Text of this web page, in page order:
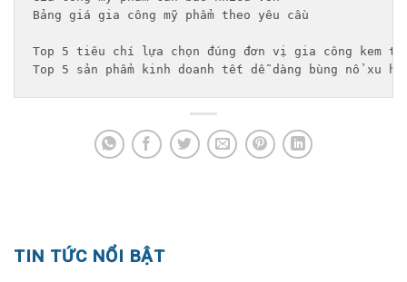
Bảng giá gia công mỹ phẩm theo yêu cầu
Top 5 tiêu chí lựa chọn đúng đơn vị gia công kem
Top 5 sản phẩm kinh doanh tết dễ dàng bùng nổ xu
TIN TỨC NỔI BẬT